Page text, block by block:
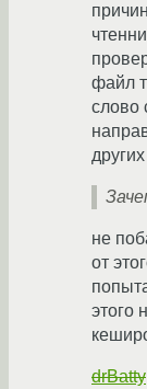
файл
слово
не
от
этого
drBatty